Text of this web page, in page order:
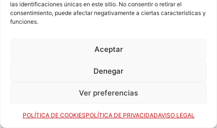
las identificaciones únicas en este sitio. No consentir o retirar el
consentimiento, puede afectar negativamente a ciertas características y
funciones.
Aceptar
Denegar
Ver preferencias
POLÍTICA DE COOKIESPOLÍTICA DE PRIVACIDADAVISO LEGAL
TEMPORADA 2003-04
TEMPORADA 2003-04